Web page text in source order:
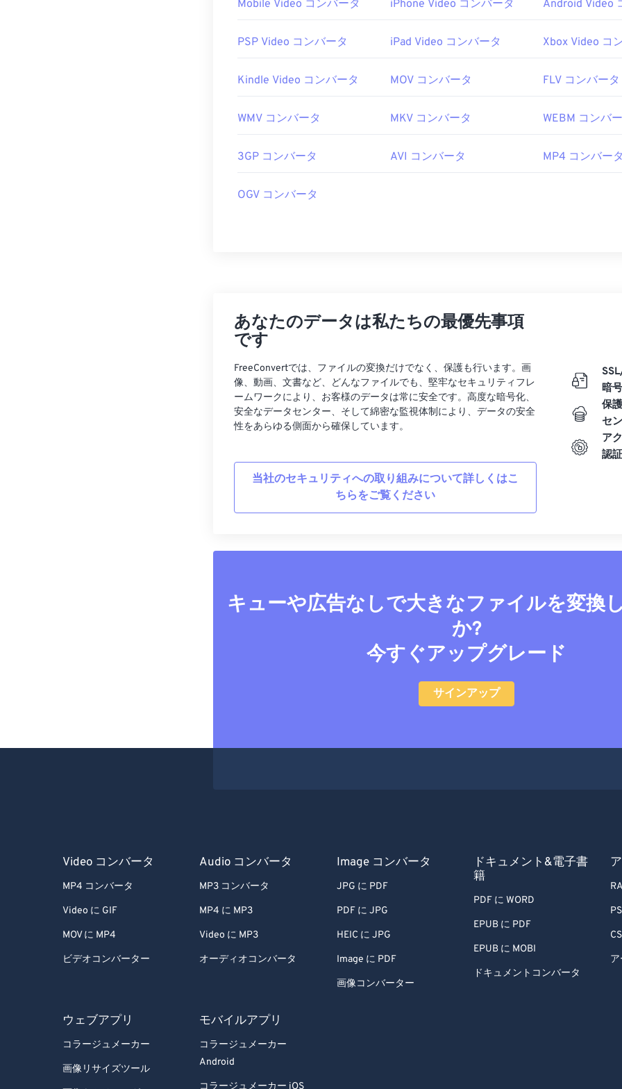
Mobile Video コンバータ iPhone Video コンバータ Android Video
PSP Video コンバータ iPad Video コンバータ Xbox Video コ
Kindle Video コンバータ MOV コンバータ FLV コンバータ
WMV コンバータ MKV コンバータ WEBM コンバ
3GP コンバータ AVI コンバータ MP4 コンバータ
OGV コンバータ
あなたのデータは私たちの最優先事項
です
FreeConvertでは、ファイルの変換だけでなく、保護も行います。画
像、動画、文書など、どんなファイルでも、堅牢なセキュリティフレ
ームワークにより、お客様のデータは常に安全です。高度な暗号化、
安全なデータセンター、そして綿密な監視体制により、データの安全
性をあらゆる側面から確保しています。
当社のセキュリティへの取り組みについて詳しくはこ
ちらをご覧ください
暗
保
セ
ア
認証
キューや広告なしで大きなファイルを変換
か?
今すぐアップグレード
サインアップ
Video コンバータ
MP4 コンバータ
Video に GIF
MOV に MP4
ビデオコンバーター
Audio コンバータ
MP3 コンバータ
MP4 に MP3
Video に MP3
オーディオコンバータ
Image コンバータ
JPG に PDF
PDF に JPG
HEIC に JPG
Image に PDF
画像コンバーター
ドキュメント&電子書
籍
PDF に WORD
EPUB に PDF
EPUB に MOBI
ドキュメントコンバータ
ウェブアプリ
コラージュメーカー
画像リサイズツール
モバイルアプリ
コラージュメーカー
Android
コラージュメーカー iOS